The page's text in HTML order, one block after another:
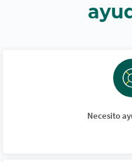
Necesito